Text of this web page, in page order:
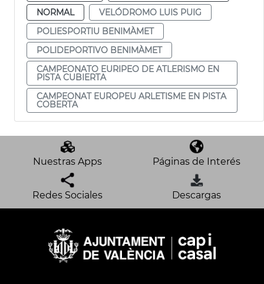
NORMAL
VELÓDROMO LUIS PUIG
POLIESPORTIU BENIMÀMET
POLIDEPORTIVO BENIMÀMET
CAMPEONATO EURIPEO DE ATLERISMO EN
PISTA CUBIERTA
CAMPEONAT EUROPEU ARLETISME EN PISTA
COBERTA
Nuestras Apps Páginas de Interés
Redes Sociales Descargas